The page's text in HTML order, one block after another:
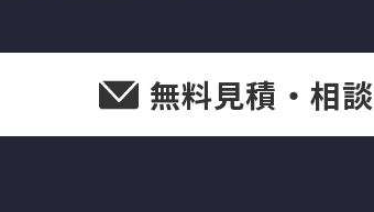
無料見積・相談